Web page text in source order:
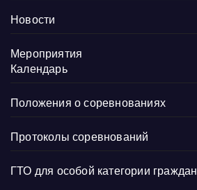
Новости
Мероприятия
Календарь
Положения о соревнованиях
Протоколы соревнований
ГТО для особой категории граждан